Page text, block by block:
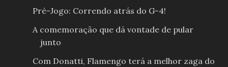
Pré-Jogo: Correndo atrás do G-4!
A comemoração que dá vontade de pular
junto
Com Donatti, Flamengo terá a melhor zaga do